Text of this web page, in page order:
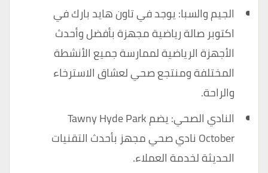
الجيم والسبا: يوجد في تاون هايد بارك في
اكتوبر صالة رياضية مجهزة بأفضل وأحدث
الأجهزة الرياضية لممارسة جميع الأنشطة
المختلفة ومنتجع صحي لعشاق الاسترخاء
والراحة.
النادي الصحي: يضم Tawny Hyde Park
October نادي صحي مجهز بأحدث التقنيات
الحديثة لخدمة العملاء.